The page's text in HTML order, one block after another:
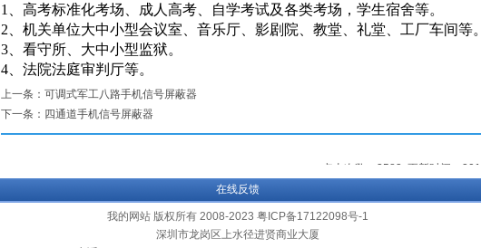
1、高考标准化考场、成人高考、自学考试及各类考场，学生宿舍等。
2、机关单位大中小型会议室、音乐厅、影剧院、教堂、礼堂、工厂车间等。
3、看守所、大中小型监狱。
4、法院法庭审判厅等。
上一条：可调式军工八路手机信号屏蔽器
下一条： 四通道手机信号屏蔽器
点击次数： 3583 更新时间：
在线反馈
我的网站 版权所有 2008-2023 粤ICP备17122098号-1
深圳市龙岗区上水径进贤商业大厦